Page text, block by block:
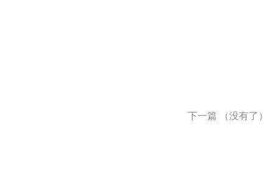
下一篇 （没有了）